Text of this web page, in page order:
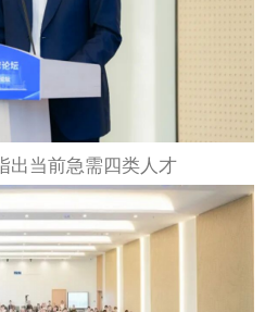
出当前急需四类人才